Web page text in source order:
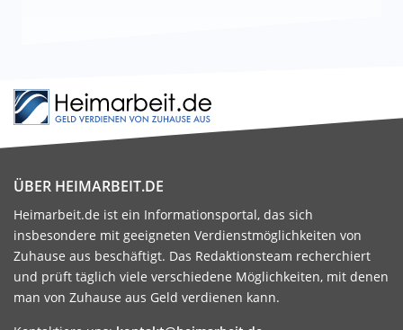
ÜBER HEIMARBEIT.DE
Heimarbeit.de ist ein Informationsportal, das sich
insbesondere mit geeigneten Verdienstmöglichkeiten von
Zuhause aus beschäftigt. Das Redaktionsteam recherchiert
und prüft täglich viele verschiedene Möglichkeiten, mit denen
man von Zuhause aus Geld verdienen kann.